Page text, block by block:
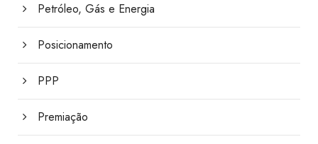
Petróleo, Gás e Energia
Posicionamento
PPP
Premiação